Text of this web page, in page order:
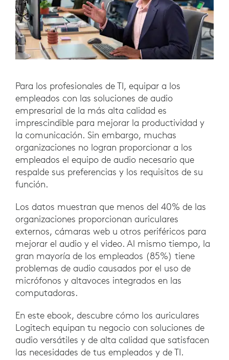
Para los profesionales de TI, equipar a los
empleados con las soluciones de audio
empresarial de la más alta calidad es
imprescindible para mejorar la productividad y
la comunicación. Sin embargo, muchas
organizaciones no logran proporcionar a los
empleados el equipo de audio necesario que
respalde sus preferencias y los requisitos de su
función.
Los datos muestran que menos del 40% de las
organizaciones proporcionan auriculares
externos, cámaras web u otros periféricos para
mejorar el audio y el video. Al mismo tiempo, la
gran mayoría de los empleados (85%) tiene
problemas de audio causados por el uso de
micrófonos y altavoces integrados en las
computadoras.
En este ebook, descubre cómo los auriculares
Logitech equipan tu negocio con soluciones de
audio versátiles y de alta calidad que satisfacen
las necesidades de tus empleados y de TI.